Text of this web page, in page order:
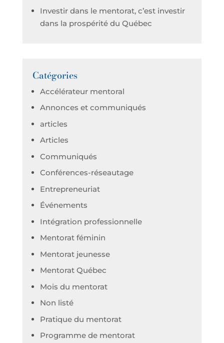
Investir dans le mentorat, c’est investir
dans la prospérité du Québec
Catégories
Accélérateur mentoral
Annonces et communiqués
articles
Articles
Communiqués
Conférences-réseautage
Entrepreneuriat
Événements
Intégration professionnelle
Mentorat féminin
Mentorat jeunesse
Mentorat Québec
Mois du mentorat
Non listé
Pratique du mentorat
Programme de mentorat